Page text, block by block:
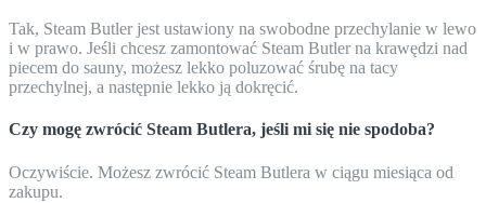
Tak, Steam Butler jest ustawiony na swobodne przechylanie w lewo
i w prawo. Jeśli chcesz zamontować Steam Butler na krawędzi nad
piecem do sauny, możesz lekko poluzować śrubę na tacy
przechylnej, a następnie lekko ją dokręcić.
Czy mogę zwrócić Steam Butlera, jeśli mi się nie spodoba?
Oczywiście. Możesz zwrócić Steam Butlera w ciągu miesiąca od
zakupu.